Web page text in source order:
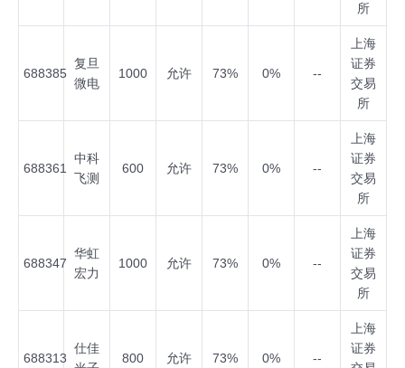
所
688385
复旦
微电
1000 允许 73% 0% --
上海
证券
交易
所
688361
中科
飞测
600 允许 73% 0% --
上海
证券
交易
所
688347
华虹
宏力
1000 允许 73% 0% --
上海
证券
交易
所
688313
仕佳
800 允许 73% 0% --
上海
证券